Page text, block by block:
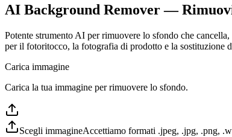
AI Background Remover —
Potente strumento AI per rimuovere lo sfondo che
per il fotoritocco, la fotografia di prodotto e la sostituzione
Carica immagine
Carica la tua immagine per rimuovere lo sfondo.
Scegli immagineAccettiamo formati .jpeg, .jpg, .png,